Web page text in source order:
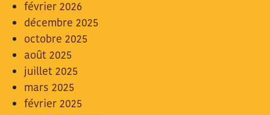
février 2026
décembre 2025
octobre 2025
août 2025
juillet 2025
mars 2025
février 2025